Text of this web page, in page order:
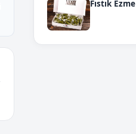
Fıstık Ezme